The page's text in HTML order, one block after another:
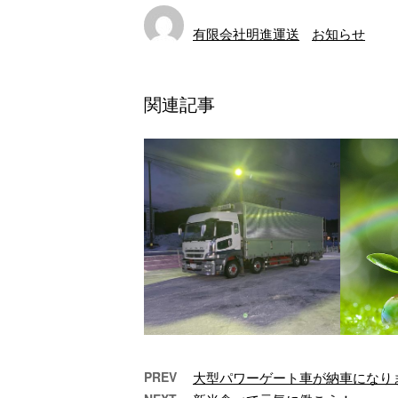
有限会社明進運送 お知らせ
関連記事
PREV 大型パワーゲート車が納車になり